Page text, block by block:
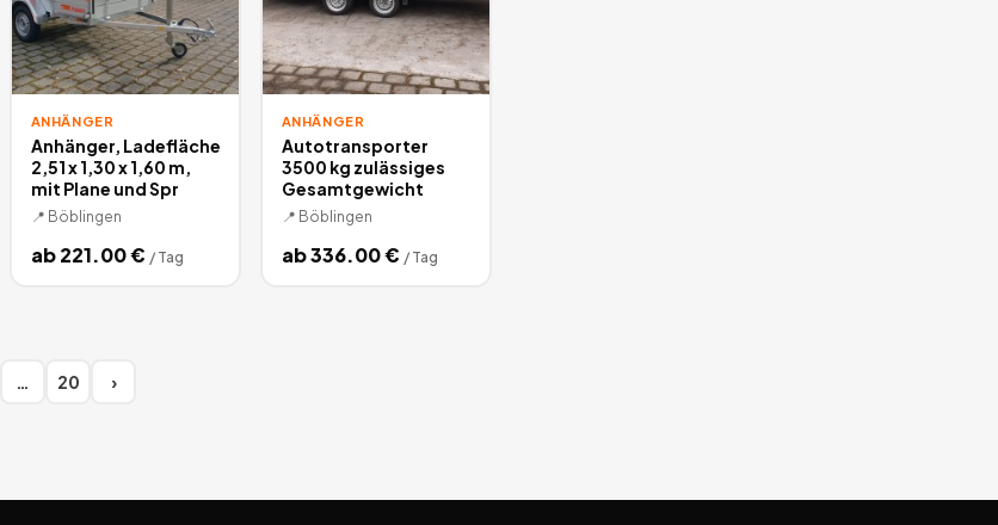
ANHÄNGER
Anhänger, Ladefläche
2,51 x 1,30 x 1,60 m,
mit Plane und Spr
📍 Böblingen
ab221.00€ / Tag
ANHÄNGER
Autotransporter
3500 kg zulässiges
Gesamtgewicht
📍 Böblingen
ab336.00€ / Tag
… 20 ›